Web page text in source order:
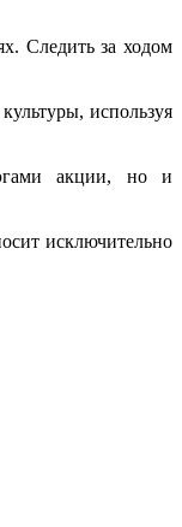
Следить за ходом
используя
акции, но и
исключительно